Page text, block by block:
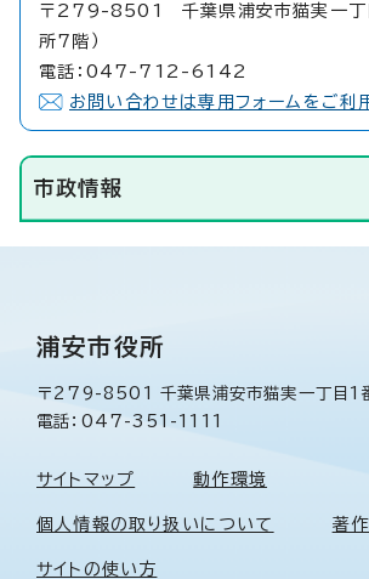
〒279-8501 千葉県浦安市猫実一丁
所7階）
電話：047-712-6142
お問い合わせは専用フォームをご利
市政情報
浦安市役所
〒279-8501 千葉県浦安市猫実一丁目1
電話：047-351-1111
サイトマップ 動作環境
個人情報の取り扱いについて 著
サイトの使い方